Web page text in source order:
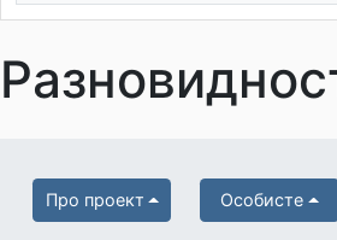
Про проект Особисте